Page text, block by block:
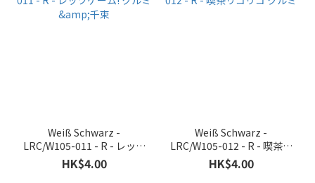
Weiß Schwarz -
LRC/W105-011 - R - レッツ
ゲーム! クルミ&千束
HK$4.00
Weiß Schwarz -
LRC/W105-012 - R - 喫茶リ
コリコ クルミ
HK$4.00